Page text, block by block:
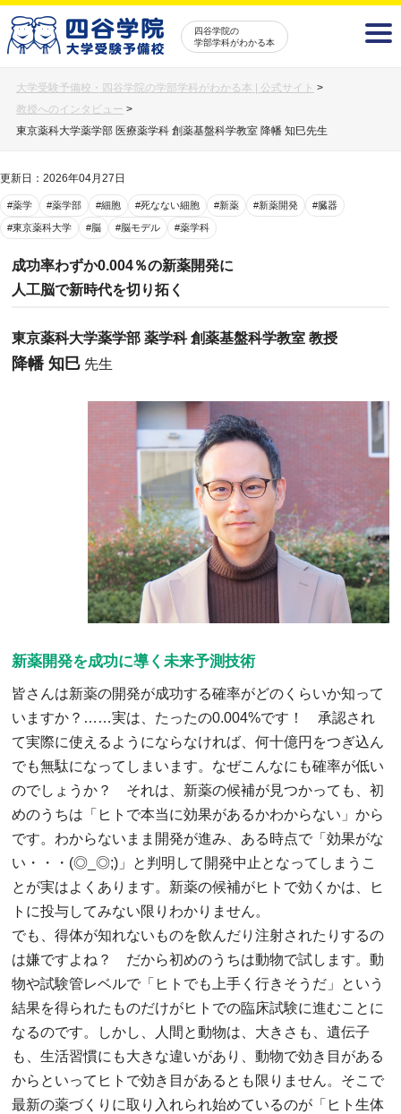
四谷学院の
学部学科がわかる本
大学受験予備校・四谷学院の学部学科がわかる本 | 公式サイト >
教授へのインタビュー >
東京薬科大学薬学部 医療薬学科 創薬基盤科学教室 降幡 知巳先生
更新日：2026年04月27日
#薬学 #薬学部 #細胞 #死なない細胞 #新薬 #新薬開発 #臓器
#東京薬科大学 #脳 #脳モデル #薬学科
成功率わずか0.004％の新薬開発に
人工脳で新時代を切り拓く
東京薬科大学薬学部 薬学科 創薬基盤科学教室 教授
降幡 知巳 先生
新薬開発を成功に導く未来予測技術
皆さんは新薬の開発が成功する確率がどのくらいか知って
いますか？……実は、たったの0.004%です！ 承認され
て実際に使えるようにならなければ、何十億円をつぎ込ん
でも無駄になってしまいます。なぜこんなにも確率が低い
のでしょうか？ それは、新薬の候補が見つかっても、初
めのうちは「ヒトで本当に効果があるかわからない」から
です。わからないまま開発が進み、ある時点で「効果がな
い・・・(◎_◎;)」と判明して開発中止となってしまうこ
とが実はよくあります。新薬の候補がヒトで効くかは、ヒ
トに投与してみない限りわかりません。
でも、得体が知れないものを飲んだり注射されたりするの
は嫌ですよね？ だから初めのうちは動物で試します。動
物や試験管レベルで「ヒトでも上手く行きそうだ」という
結果を得られたものだけがヒトでの臨床試験に進むことに
なるのです。しかし、人間と動物は、大きさも、遺伝子
も、生活習慣にも大きな違いがあり、動物で効き目がある
からといってヒトで効き目があるとも限りません。そこで
最新の薬づくりに取り入れられ始めているのが「ヒト生体